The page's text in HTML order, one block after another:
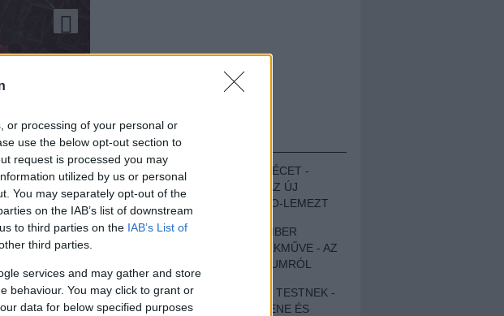
or processing of your personal or
use the below opt-out section to
request is processed you may
utilized by us or personal
You may separately opt-out of the
on the IAB’s list of downstream
to third parties on the IAB’s List of
third parties.
services and may gather and store
behaviour. You may click to grant or
data for below specified purposes
EZT HALLGASD!
MEGUGROTTÁK A LÉCET -
MEGHALLGATTUK AZ ÚJ
PROTEST THE HERO-LEMEZT
EGY DÜHÖS VÉNEMBER
UNIVERZÁLIS REMEKMŰVE - AZ
ÚJ BOB DYLAN-ALBUMRÓL
ZENE LÉLEKNEK ÉS TESTNEK -
AUTENTIKUS NÉPZENE ÉS